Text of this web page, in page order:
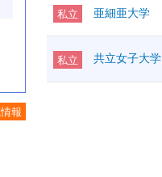
報
私立 亜細亜大学
私立 共立女子大学